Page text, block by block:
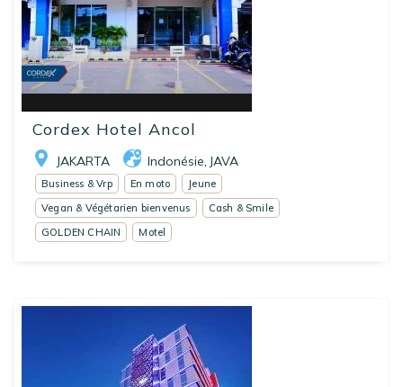
Cordex Hotel Ancol
JAKARTA Indonésie JAVA
Business & Vrp En moto
Jeune
Vegan & Végétarien bienvenus
Cash & Smile
GOLDEN CHAIN
Motel